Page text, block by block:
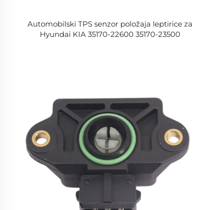
Automobilski TPS senzor položaja leptirice za
Hyundai KIA 35170-22600 35170-23500